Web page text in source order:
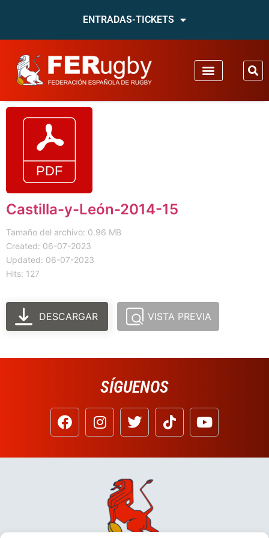
ENTRADAS-TICKETS
Castilla-y-León-2014-15
Tamaño del archivo: 0.96 MB
Created: 06-07-2023
Updated: 06-07-2023
Hits: 127
DESCARGAR VISTA PREVIA
SÍGUENOS